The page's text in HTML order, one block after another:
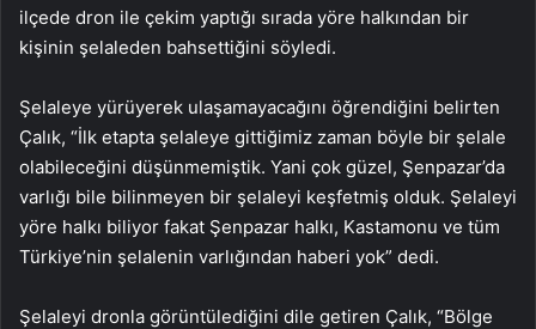
ilçede dron ile çekim yaptığı sırada yöre halkından bir
kişinin şelaleden bahsettiğini söyledi.
Şelaleye yürüyerek ulaşamayacağını öğrendiğini belirten
Çalık, “İlk etapta şelaleye gittiğimiz zaman böyle bir şelale
olabileceğini düşünmemiştik. Yani çok güzel, Şenpazar’da
varlığı bile bilinmeyen bir şelaleyi keşfetmiş olduk. Şelaleyi
yöre halkı biliyor fakat Şenpazar halkı, Kastamonu ve tüm
Türkiye’nin şelalenin varlığından haberi yok” dedi.
Şelaleyi dronla görüntülediğini dile getiren Çalık, “Bölge